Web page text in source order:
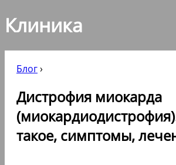
Клиника
Блог›
Дистрофия миокарда
такое, симптомы,